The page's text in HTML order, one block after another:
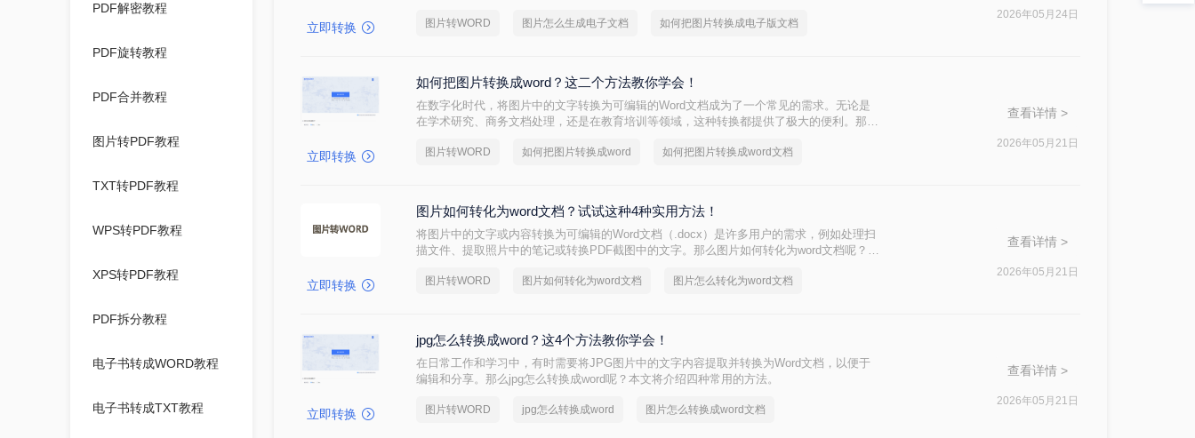
PDF解密教程
PDF旋转教程
PDF合并教程
图片转PDF教程
TXT转PDF教程
WPS转PDF教程
XPS转PDF教程
PDF拆分教程
电子书转成WORD教程
电子书转成TXT教程
立即转换 图片转WORD 图片怎么生成电子文档 如何把图片转换成电子版文档
2026年05月24日
立即转换
如何把图片转换成word？这二个方法教你学会！
在数字化时代，将图片中的文字转换为可编辑的Word文档成为了一个常见的需求。无论是
在学术研究、商务文档处理，还是在教育培训等领域，这种转换都提供了极大的便利。那么
图片转WORD 如何把图片转换成word 如何把图片转换成word文档
查看详情 >
2026年05月21日
立即转换
图片如何转化为word文档？试试这种4种实用方法！
将图片中的文字或内容转换为可编辑的Word文档（.docx）是许多用户的需求，例如处理扫
描文件、提取照片中的笔记或转换PDF截图中的文字。那么图片如何转化为word文档呢？本
图片转WORD 图片如何转化为word文档 图片怎么转化为word文档
查看详情 >
2026年05月21日
立即转换
jpg怎么转换成word？这4个方法教你学会！
在日常工作和学习中，有时需要将JPG图片中的文字内容提取并转换为Word文档，以便于
编辑和分享。那么jpg怎么转换成word呢？本文将介绍四种常用的方法。
图片转WORD jpg怎么转换成word 图片怎么转换成word文档
查看详情 >
2026年05月21日